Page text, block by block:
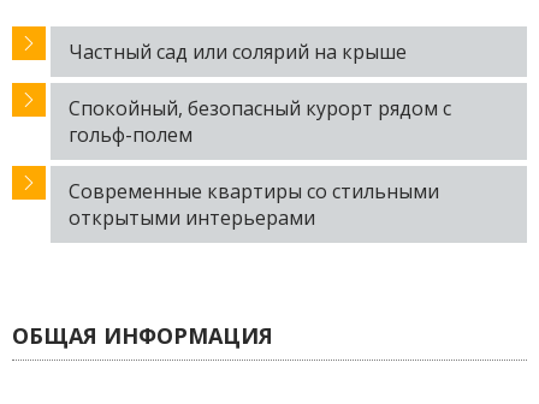
Частный сад или солярий на крыше
Спокойный, безопасный курорт рядом с
гольф-полем
Современные квартиры со стильными
открытыми интерьерами
ОБЩАЯ ИНФОРМАЦИЯ